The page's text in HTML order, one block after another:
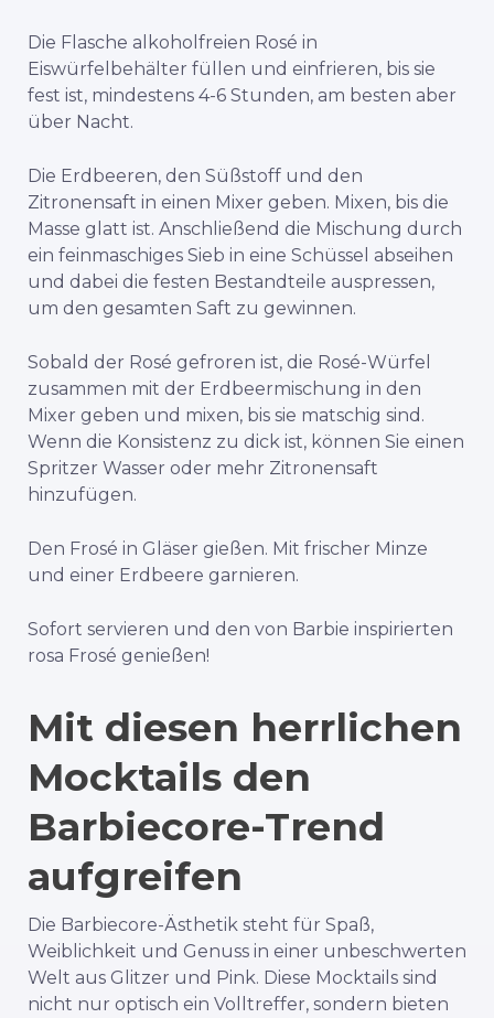
Die Flasche alkoholfreien Rosé in
Eiswürfelbehälter füllen und einfrieren, bis sie
fest ist, mindestens 4-6 Stunden, am besten aber
über Nacht.
Die Erdbeeren, den Süßstoff und den
Zitronensaft in einen Mixer geben. Mixen, bis die
Masse glatt ist. Anschließend die Mischung durch
ein feinmaschiges Sieb in eine Schüssel abseihen
und dabei die festen Bestandteile auspressen,
um den gesamten Saft zu gewinnen.
Sobald der Rosé gefroren ist, die Rosé-Würfel
zusammen mit der Erdbeermischung in den
Mixer geben und mixen, bis sie matschig sind.
Wenn die Konsistenz zu dick ist, können Sie einen
Spritzer Wasser oder mehr Zitronensaft
hinzufügen.
Den Frosé in Gläser gießen. Mit frischer Minze
und einer Erdbeere garnieren.
Sofort servieren und den von Barbie inspirierten
rosa Frosé genießen!
Mit diesen herrlichen
Mocktails den
Barbiecore-Trend
aufgreifen
Die Barbiecore-Ästhetik steht für Spaß,
Weiblichkeit und Genuss in einer unbeschwerten
Welt aus Glitzer und Pink. Diese Mocktails sind
nicht nur optisch ein Volltreffer, sondern bieten